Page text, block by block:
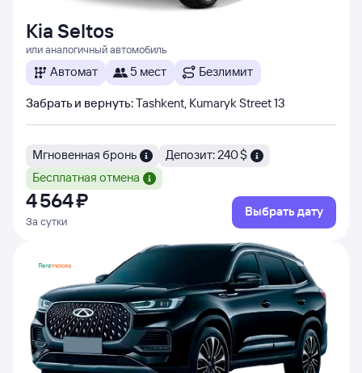
Kia Seltos
или аналогичный автомобиль
Автомат 5 мест Безлимит
Забрать и вернуть:Tashkent, Kumaryk Street 13
Мгновенная бронь
Депозит: 240 $
Бесплатная отмена
4 ⁠564 ⁠₽
За сутки
Выбрать дату